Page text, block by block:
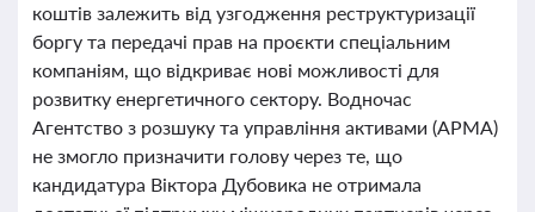
коштів залежить від узгодження реструктуризації
боргу та передачі прав на проєкти спеціальним
компаніям, що відкриває нові можливості для
розвитку енергетичного сектору. Водночас
Агентство з розшуку та управління активами (АРМА)
не змогло призначити голову через те, що
кандидатура Віктора Дубовика не отримала